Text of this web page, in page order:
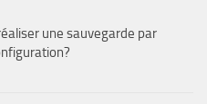
une sauvegarde par